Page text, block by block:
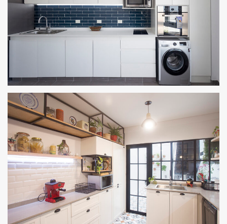
2.4. REMODELACIÓN DE COCINA CARLOS CALVO